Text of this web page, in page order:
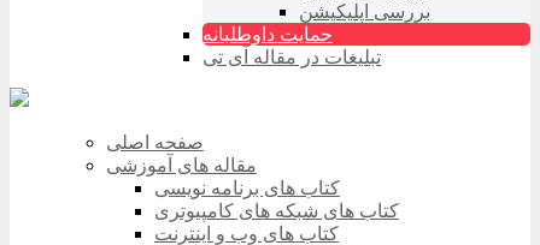
بررسی اپلیکیشن
حمایت داوطلبانه
تبلیغات در مقاله آی تی
صفحه اصلی
مقاله های آموزشی
کتاب های برنامه نویسی
کتاب های شبکه های کامپیوتری
کتاب های وب و اینترنت